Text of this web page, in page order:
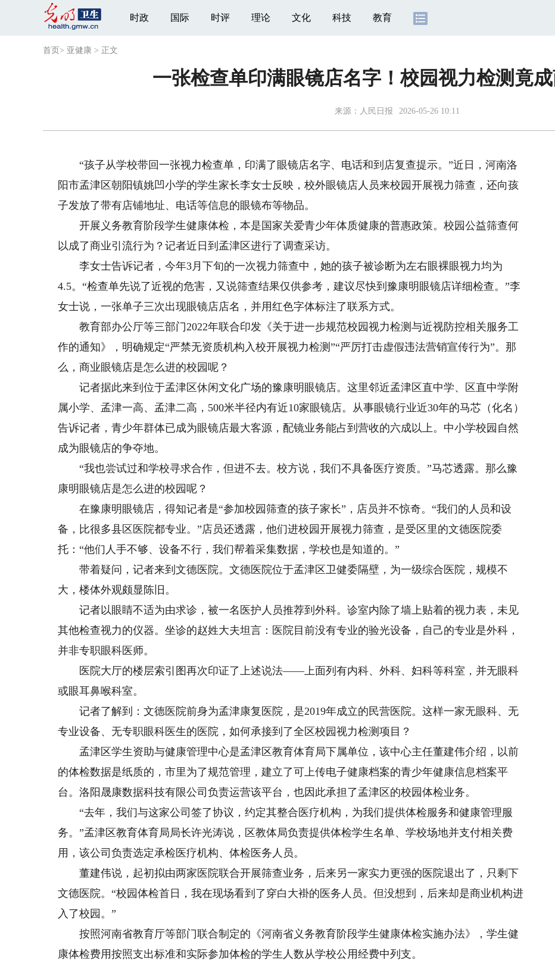
时政 国际 时评 理论 文化 科技 教育
首页 > 亚健康 > 正文
一张检查单印满眼镜店名字！校园视力检测竟
来源： 人民日报 2026-05-26 10:11
“孩子从学校带回一张视力检查单，印满了眼镜店名字、电话和到店复查提示。”近日，河南洛
阳市孟津区朝阳镇姚凹小学的学生家长李女士反映，校外眼镜店人员来校园开展视力筛查，还向孩
子发放了带有店铺地址、电话等信息的眼镜布等物品。
开展义务教育阶段学生健康体检，本是国家关爱青少年体质健康的普惠政策。校园公益筛查何
以成了商业引流行为？记者近日到孟津区进行了调查采访。
李女士告诉记者，今年3月下旬的一次视力筛查中，她的孩子被诊断为左右眼裸眼视力均为
4.5。“检查单先说了近视的危害，又说筛查结果仅供参考，建议尽快到豫康明眼镜店详细检查。”李
女士说，一张单子三次出现眼镜店店名，并用红色字体标注了联系方式。
教育部办公厅等三部门2022年联合印发《关于进一步规范校园视力检测与近视防控相关服务工
作的通知》，明确规定“严禁无资质机构入校开展视力检测”“严厉打击虚假违法营销宣传行为”。那
么，商业眼镜店是怎么进的校园呢？
记者据此来到位于孟津区休闲文化广场的豫康明眼镜店。这里邻近孟津区直中学、区直中学附
属小学、孟津一高、孟津二高，500米半径内有近10家眼镜店。从事眼镜行业近30年的马芯（化名）
告诉记者，青少年群体已成为眼镜店最大客源，配镜业务能占到营收的六成以上。中小学校园自然
成为眼镜店的争夺地。
“我也尝试过和学校寻求合作，但进不去。校方说，我们不具备医疗资质。”马芯透露。那么豫
康明眼镜店是怎么进的校园呢？
在豫康明眼镜店，得知记者是“参加校园筛查的孩子家长”，店员并不惊奇。“我们的人员和设
备，比很多县区医院都专业。”店员还透露，他们进校园开展视力筛查，是受区里的文德医院委
托：“他们人手不够、设备不行，我们帮着采集数据，学校也是知道的。”
带着疑问，记者来到文德医院。文德医院位于孟津区卫健委隔壁，为一级综合医院，规模不
大，楼体外观颇显陈旧。
记者以眼睛不适为由求诊，被一名医护人员推荐到外科。诊室内除了墙上贴着的视力表，未见
其他检查视力的仪器。坐诊的赵姓大夫坦言：医院目前没有专业的验光设备，自己的专业是外科，
并非专职眼科医师。
医院大厅的楼层索引图再次印证了上述说法——上面列有内科、外科、妇科等科室，并无眼科
或眼耳鼻喉科室。
记者了解到：文德医院前身为孟津康复医院，是2019年成立的民营医院。这样一家无眼科、无
专业设备、无专职眼科医生的医院，如何承接到了全区校园视力检测项目？
孟津区学生资助与健康管理中心是孟津区教育体育局下属单位，该中心主任董建伟介绍，以前
的体检数据是纸质的，市里为了规范管理，建立了可上传电子健康档案的青少年健康信息档案平
台。洛阳晟康数据科技有限公司负责运营该平台，也因此承担了孟津区的校园体检业务。
“去年，我们与这家公司签了协议，约定其整合医疗机构，为我们提供体检服务和健康管理服
务。”孟津区教育体育局局长许光涛说，区教体局负责提供体检学生名单、学校场地并支付相关费
用，该公司负责选定承检医疗机构、体检医务人员。
董建伟说，起初拟由两家医院联合开展筛查业务，后来另一家实力更强的医院退出了，只剩下
文德医院。“校园体检首日，我在现场看到了穿白大褂的医务人员。但没想到，后来却是商业机构进
入了校园。”
按照河南省教育厅等部门联合制定的《河南省义务教育阶段学生健康体检实施办法》，学生健
康体检费用按照支出标准和实际参加体检的学生人数从学校公用经费中列支。